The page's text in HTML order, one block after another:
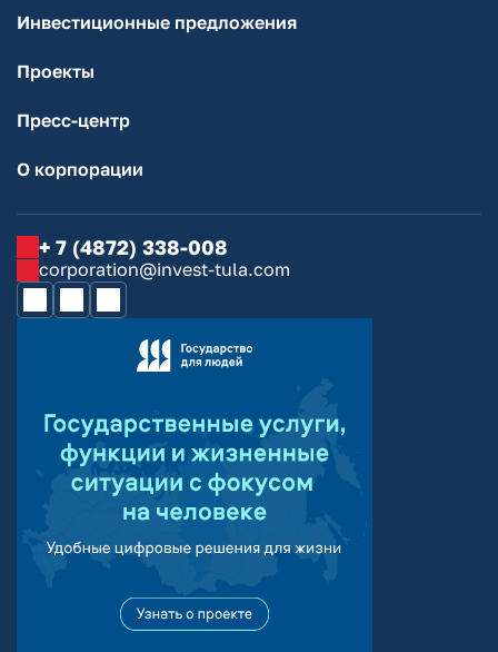
Инвестиционные предложения
Проекты
Пресс-центр
О корпорации
+ 7 (4872) 338-008
corporation@invest-tula.com